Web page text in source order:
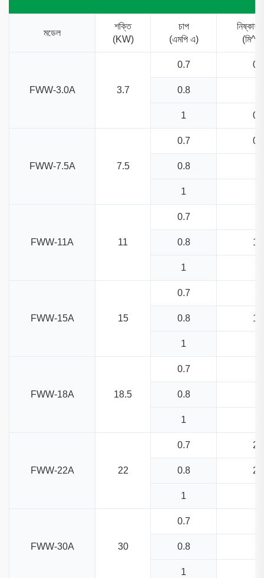
মডেল
শক্তি
(KW)
চাপ
(এমপি এ)
(মি^৩/
FWW-3.0A 3.7
0.7
0.8
1
FWW-7.5A 7.5
0.7
0.8
1
FWW-11A 11
0.7
0.8
1
FWW-15A 15
0.7
0.8
1
FWW-18A 18.5
0.7
0.8
1
FWW-22A 22
0.7
0.8
1
FWW-30A 30
0.7
0.8
1